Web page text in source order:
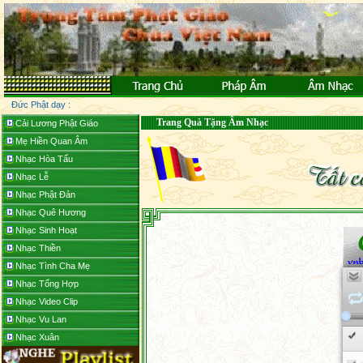
Đức Phật dạy :
Cải Lương Phật Giáo
Mẹ Hiền Quan Âm
Nhạc Hòa Tấu
Nhạc Lễ
Nhạc Phật Đản
Nhạc Quê Hương
Nhạc Sinh Hoạt
Nhạc Thiền
Nhạc Tình Cha Mẹ
Nhạc Tổng Hợp
Nhạc Video Clip
Nhạc Vu Lan
Nhạc Xuân
Trang Quà Tặng Âm Nhạc